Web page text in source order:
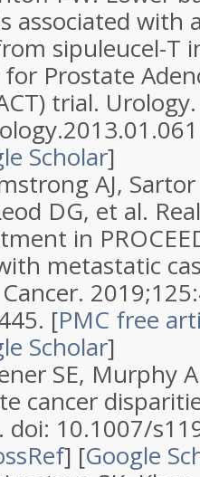
associated with
sipuleucel-T
Prostate
trial.
Scholar]
AJ,
DG, et al.
in
metastatic
[PMC free
Scholar]
SE, Murphy
cancer
doi: 10.1007/
] [Google